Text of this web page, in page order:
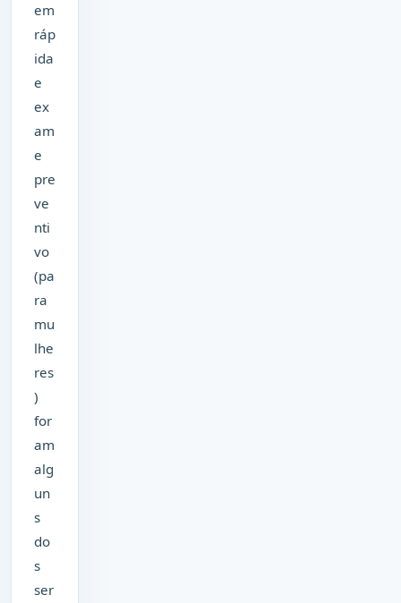
em
ráp
ida
e
ex
am
e
pre
ve
nti
vo
(pa
ra
mu
lhe
res
)
for
am
alg
un
s
do
s
ser